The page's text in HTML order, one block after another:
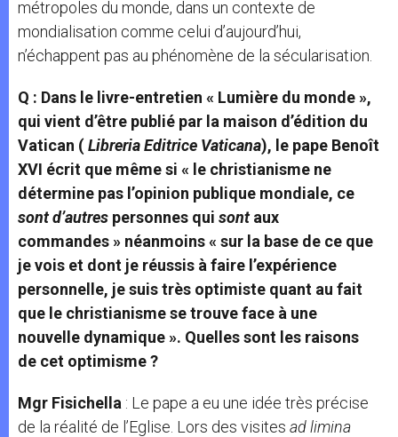
métropoles du monde, dans un contexte de
mondialisation comme celui d’aujourd’hui,
n’échappent pas au phénomène de la sécularisation.
Q : Dans le livre-entretien « Lumière du monde »,
qui vient d’être publié par la maison d’édition du
Vatican (Libreria Editrice Vaticana), le pape Benoît
XVI écrit que même si « le christianisme ne
détermine pas l’opinion publique mondiale, ce
sont d’autres personnes qui sontaux
commandes » néanmoins « sur la base de ce que
je vois et dont je réussis à faire l’expérience
personnelle, je suis très optimiste quant au fait
que le christianisme se trouve face à une
nouvelle dynamique ». Quelles sont les raisons
de cet optimisme?
Mgr Fisichella : Le pape a eu une idée très précise
de la réalité de l’Eglise. Lors des visites ad limina